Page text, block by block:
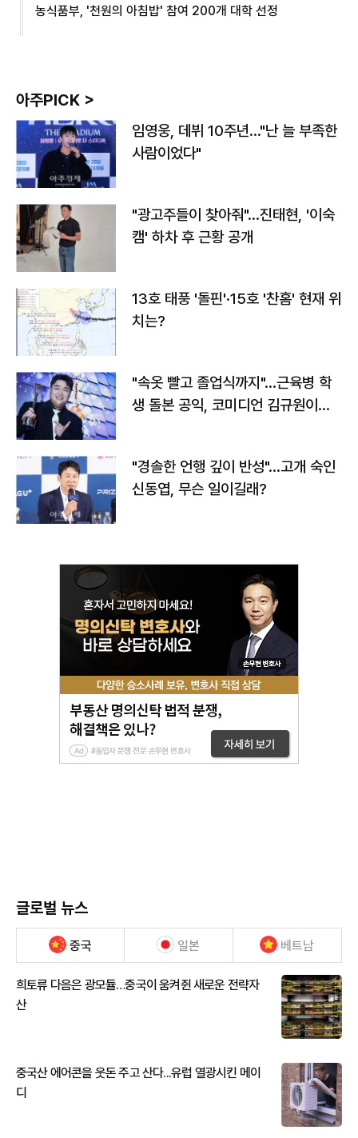
농식품부, '천원의 아침밥' 참여 200개 대학 선정
아주PICK >
임영웅, 데뷔 10주년…"난 늘 부족한
사람이었다"
"광고주들이 찾아줘"…진태현, '이숙
캠' 하차 후 근황 공개
13호 태풍 '돌핀'·15호 '찬홈' 현재 위
치는?
"속옷 빨고 졸업식까지"…근육병 학
생 돌본 공익, 코미디언 김규원이었
"경솔한 언행 깊이 반성"…고개 숙인
신동엽, 무슨 일이길래?
글로벌 뉴스
중국 일본 베트남
희토류 다음은 광모듈…중국이 움켜쥔 새로운 전략자
산
중국산 에어콘을 웃돈 주고 산다...유럽 열광시킨 메이
디